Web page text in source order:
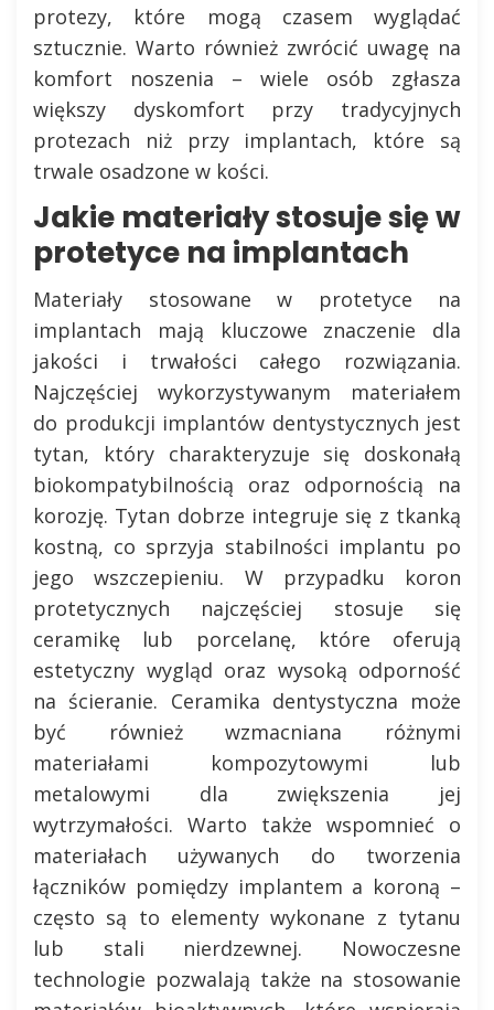
protezy, które mogą czasem wyglądać
sztucznie. Warto również zwrócić uwagę na
komfort noszenia – wiele osób zgłasza
większy dyskomfort przy tradycyjnych
protezach niż przy implantach, które są
trwale osadzone w kości.
Jakie materiały stosuje się w
protetyce na implantach
Materiały stosowane w protetyce na
implantach mają kluczowe znaczenie dla
jakości i trwałości całego rozwiązania.
Najczęściej wykorzystywanym materiałem
do produkcji implantów dentystycznych jest
tytan, który charakteryzuje się doskonałą
biokompatybilnością oraz odpornością na
korozję. Tytan dobrze integruje się z tkanką
kostną, co sprzyja stabilności implantu po
jego wszczepieniu. W przypadku koron
protetycznych najczęściej stosuje się
ceramikę lub porcelanę, które oferują
estetyczny wygląd oraz wysoką odporność
na ścieranie. Ceramika dentystyczna może
być również wzmacniana różnymi
materiałami kompozytowymi lub
metalowymi dla zwiększenia jej
wytrzymałości. Warto także wspomnieć o
materiałach używanych do tworzenia
łączników pomiędzy implantem a koroną –
często są to elementy wykonane z tytanu
lub stali nierdzewnej. Nowoczesne
technologie pozwalają także na stosowanie